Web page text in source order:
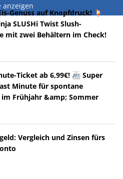
anzeigen
Genuss auf Knopfdruck! 🍹
SLUSHi Twist Slush-
mit zwei Behältern im Check!
Ticket ab 6,99€! 🚈 Super
Minute für spontane
im Frühjahr &amp; Sommer
Vergleich und Zinsen fürs